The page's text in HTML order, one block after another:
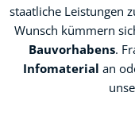
staatliche Leistungen
Wunsch kümmern
Bauvorhabens.
Infomaterial an